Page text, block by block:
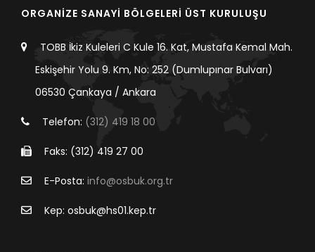
ORGANİZE SANAYİ BÖLGELERİ ÜST KURULUŞU
TOBB İkiz Kuleleri C Kule 16. Kat, Mustafa Kemal Mah.
Eskişehir Yolu 9. Km, No: 252 (Dumlupınar Bulvarı)
06530 Çankaya / Ankara
Telefon: (312) 419 18 00
Faks: (312) 419 27 00
E-Posta: info@osbuk.org.tr
Kep: osbuk@hs01.kep.tr